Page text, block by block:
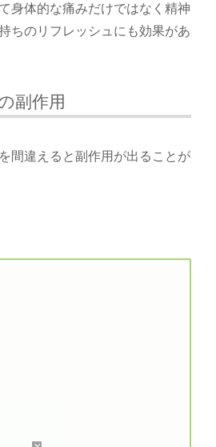
身体的な痛みだけではなく精神
ちのリフレッシュにも効果があ
副作用
間違えると副作用が出ることが